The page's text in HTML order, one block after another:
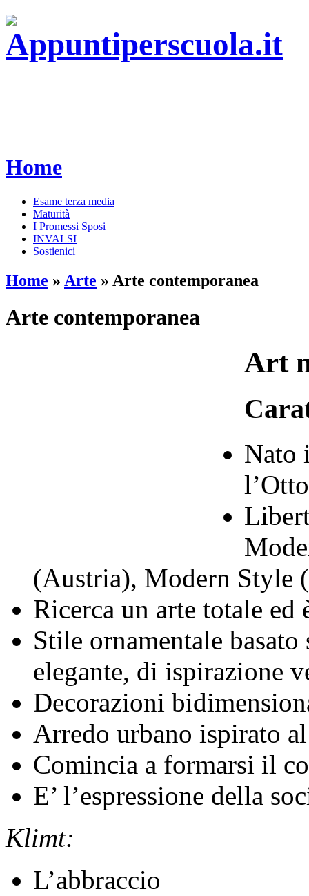
Home
Esame terza media
Maturità
I Promessi Sposi
INVALSI
Sostienici
Home » Arte » Arte contemporanea
Arte contemporanea
Art
Nato
(Austria), Modern Style
Ricerca un arte totale
Stile ornamentale
elegante, di ispirazione
Decorazioni
Arredo urbano ispirato
Comincia a formarsi il
E’ l’espressione della
Klimt:
L’abbraccio